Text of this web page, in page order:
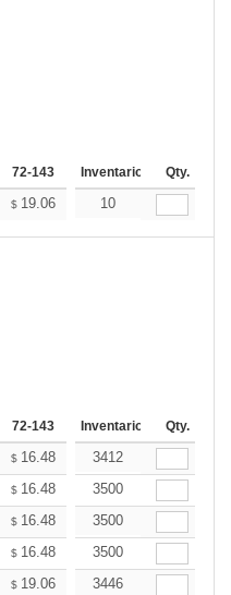
72-143 144-287 288 +
Inventario Qty.
$ 19.06 18.73
10
72-143 144-287 288 +
Inventario Qty.
$ 16.48 16.20
3412
$ 16.48 16.20
3500
$ 16.48 16.20
3500
$ 16.48 16.20
3500
$ 19.06 18.73
3446